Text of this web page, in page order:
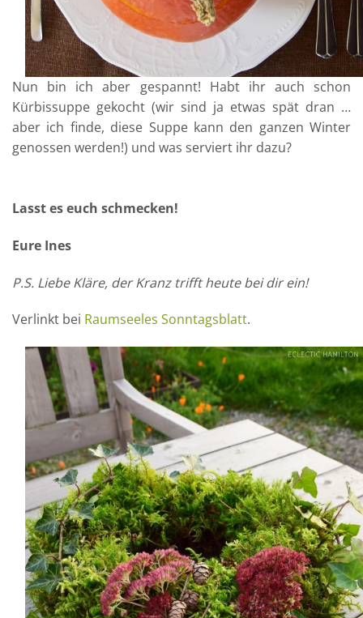
Nun bin ich aber gespannt! Habt ihr auch schon
Kürbissuppe gekocht (wir sind ja etwas spät dran …
aber ich finde, diese Suppe kann den ganzen Winter
genossen werden!) und was serviert ihr dazu?
Lasst es euch schmecken!
Eure Ines
P.S. Liebe Kläre, der Kranz trifft heute bei dir ein!
Verlinkt bei Raumseeles Sonntagsblatt.